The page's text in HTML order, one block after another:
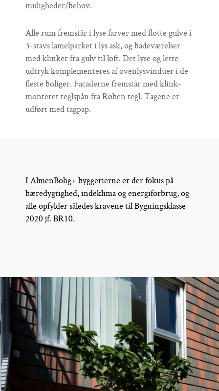
muligheder/behov.
Alle rum fremstår i lyse farver med flotte gulve i
3-stavs lamelparket i lys ask, og badeværelser
med klinker fra gulv til loft. Det lyse og lette
udtryk komplementeres af ovenlysvinduer i de
fleste boliger. Facaderne fremstår med klink-
monteret teglspån fra Røben tegl. Tagene er
udført med tagpap.
I AlmenBolig+ byggerierne er der fokus på
bæredygtighed, indeklima og energiforbrug, og
alle opfylder således kravene til Bygningsklasse
2020 jf. BR10.